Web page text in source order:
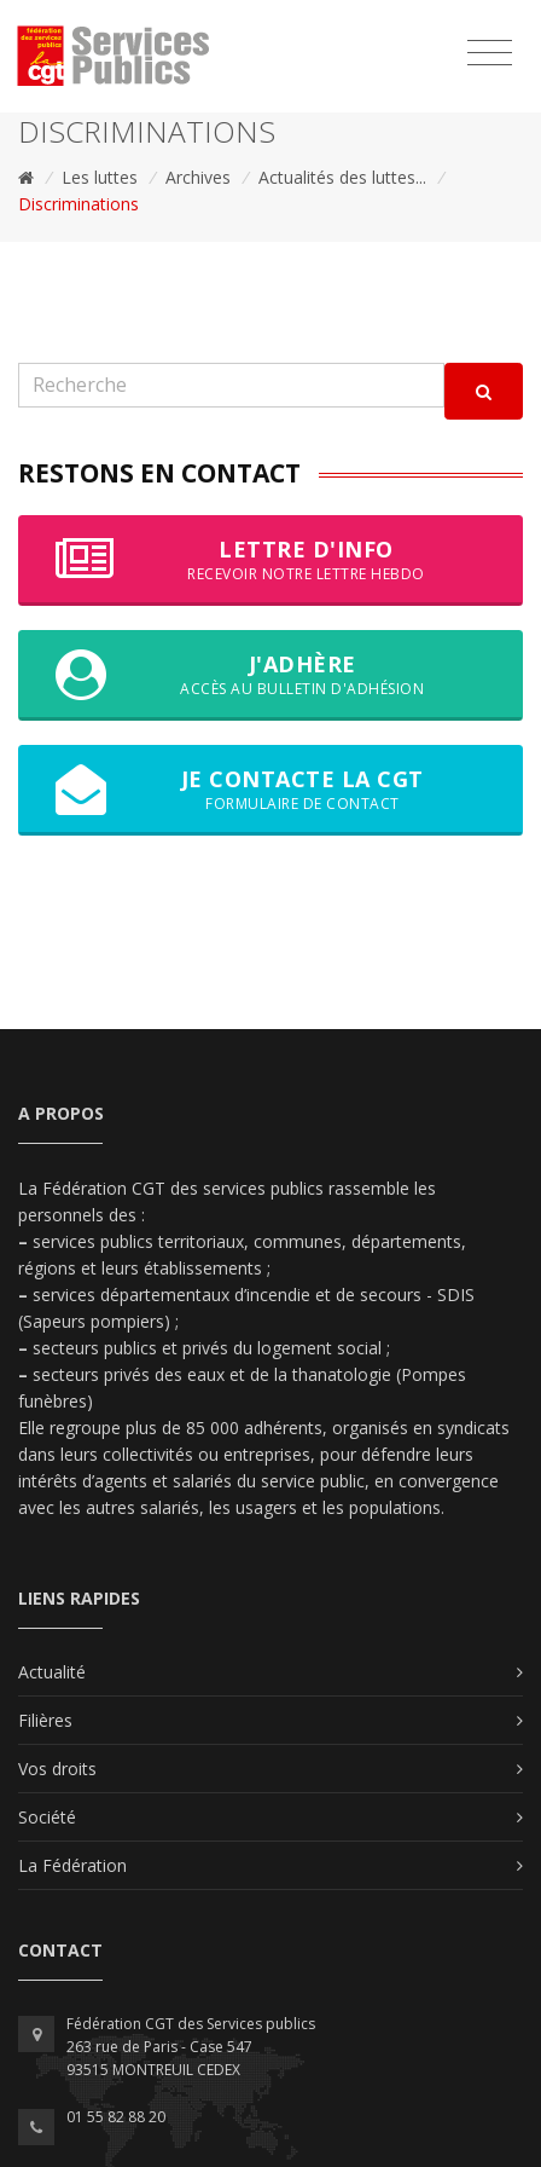
DISCRIMINATIONS
/ Les luttes / Archives / Actualités des luttes... /
Discriminations
RESTONS EN CONTACT
LETTRE D'INFO
RECEVOIR NOTRE LETTRE HEBDO
J'ADHÈRE
ACCÈS AU BULLETIN D'ADHÉSION
JE CONTACTE LA CGT
FORMULAIRE DE CONTACT
A PROPOS
La Fédération CGT des services publics rassemble les
personnels des :
– services publics territoriaux, communes, départements,
régions et leurs établissements ;
– services départementaux d’incendie et de secours - SDIS
(Sapeurs pompiers) ;
– secteurs publics et privés du logement social ;
– secteurs privés des eaux et de la thanatologie (Pompes
funèbres)
Elle regroupe plus de 85 000 adhérents, organisés en syndicats
dans leurs collectivités ou entreprises, pour défendre leurs
intérêts d’agents et salariés du service public, en convergence
avec les autres salariés, les usagers et les populations.
LIENS RAPIDES
Actualité
Filières
Vos droits
Société
La Fédération
CONTACT
Fédération CGT des Services publics
263 rue de Paris - Case 547
93515 MONTREUIL CEDEX
01 55 82 88 20